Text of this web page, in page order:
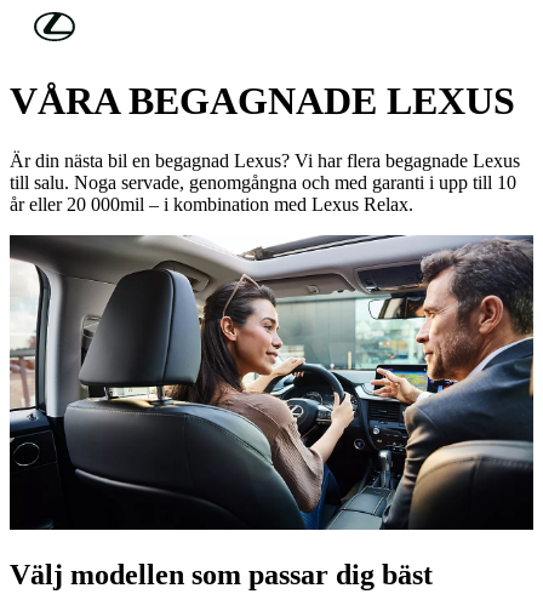
Hoppa till huvudinnehåll
UPPTÄCK UTBUDET NEDAN
VÅRA BEGAGNADE LEXUS
Är din nästa bil en begagnad Lexus? Vi har flera begagnade Lexus
till salu. Noga servade, genomgångna och med garanti i upp till 10
år eller 20 000mil – i kombination med Lexus Relax.
Välj modellen som passar dig bäst